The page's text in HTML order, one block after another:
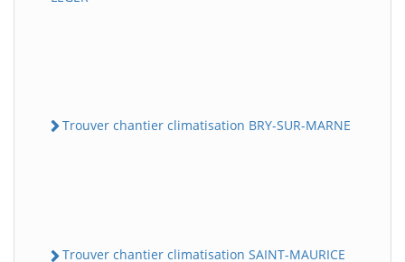
Trouver chantier climatisation BRY-SUR-MARNE
Trouver chantier climatisation SAINT-MAURICE